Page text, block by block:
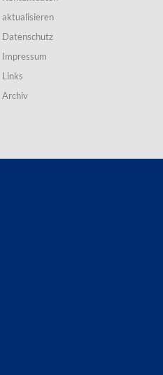
aktualisieren
Datenschutz
Impressum
Links
Archiv